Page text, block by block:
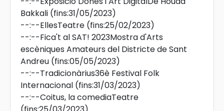
Bakkali (fins:31/05/2023)
--:--EllesTeatre (fins:25/02/2023)
--:--Fica't al SAT! 2023Mostra d'Arts
escèniques Amateurs del Districte de Sant
Andreu (fins:05/05/2023)
--:--Tradicionàrius36è Festival Folk
Internacional (fins:31/03/2023)
--:--Coitus, la comediaTeatre